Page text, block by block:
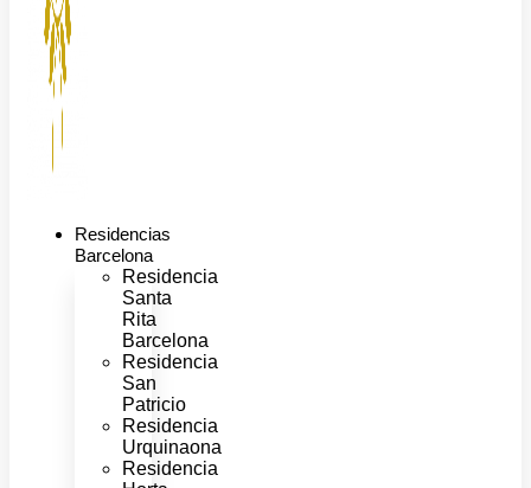
Residencias
Barcelona
Residencia
Santa
Rita
Barcelona
Residencia
San
Patricio
Residencia
Urquinaona
Residencia